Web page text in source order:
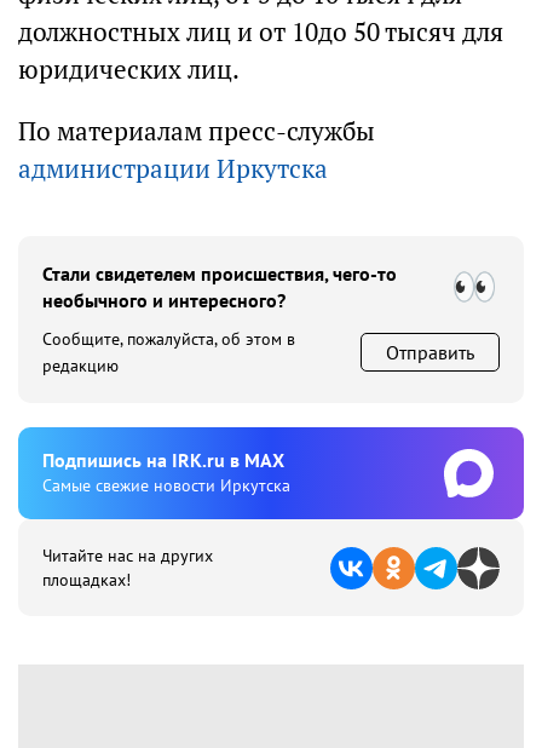
должностных лиц и от 10до 50 тысяч для
юридических лиц.
По материалам пресс-службы
администрации Иркутска
Стали свидетелем происшествия, чего-то
необычного и интересного?
Сообщите, пожалуйста, об этом в
редакцию
Отправить
Подпишиcь на IRK.ru в MAX
Cамые свежие новости Иркутска
Читайте нас на других
площадках!